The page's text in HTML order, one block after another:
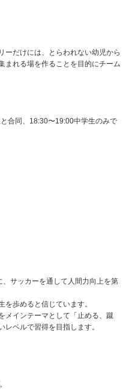
ーだけには、とらわれない幼児から
まれる場を作ることを目的にチーム
合同、18:30〜19:00中学生のみで
、サッカーを通して人間力向上を第
を歩めると信じています。
メインテーマとして「止める、蹴
ベルで習得を目指します。